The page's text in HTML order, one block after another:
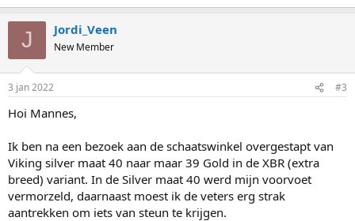
J Jordi_Veen
New Member
3 jan 2022 #3
Hoi Mannes,
Ik ben na een bezoek aan de schaatswinkel overgestapt van
Viking silver maat 40 naar maar 39 Gold in de XBR (extra
breed) variant. In de Silver maat 40 werd mijn voorvoet
vermorzeld, daarnaast moest ik de veters erg strak
aantrekken om iets van steun te krijgen.